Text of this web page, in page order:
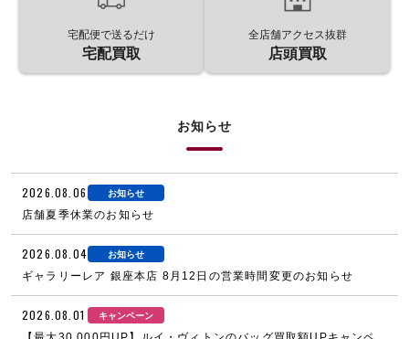
宅配便で送るだけ
宅配買取
全店舗アクセス抜群
店頭買取
お知らせ
2026.08.06 お知らせ
店舗夏季休業のお知らせ
2026.08.04 お知らせ
ギャラリーレア 銀座本店 8月12日の営業時間変更のお知らせ
2026.08.01 キャンペーン